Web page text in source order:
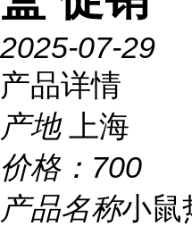
2025-07-29
产品详情
产地
上海
价格： 700
产品名称小鼠